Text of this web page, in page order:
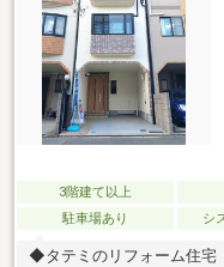
3階建て以上
駐車場あり
シ
◆タテミのリフォーム住宅